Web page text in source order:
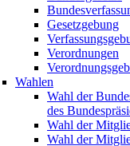
Gesetzgebung
Verordnungen
Wahlen
Wahl der
des
Wahl der
Wahl der